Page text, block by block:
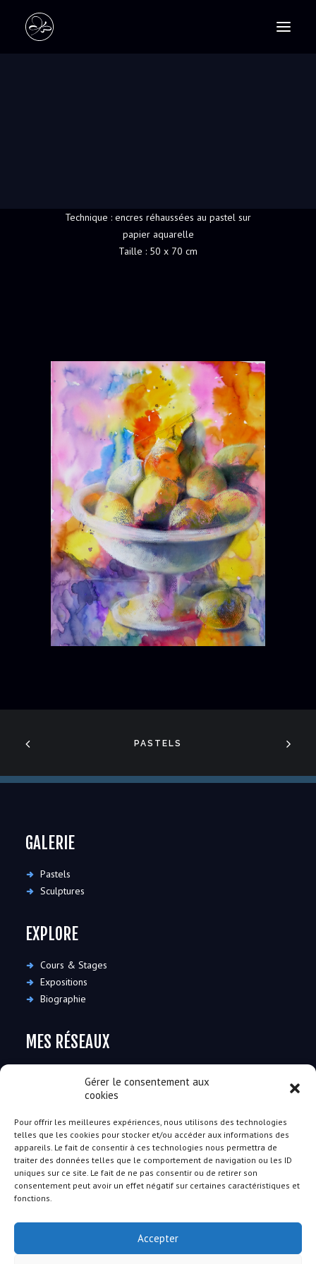
Gérer le consentement aux
cookies
Pour offrir les meilleures expériences, nous utilisons des technologies
telles que les cookies pour stocker et/ou accéder aux informations des
appareils. Le fait de consentir à ces technologies nous permettra de
traiter des données telles que le comportement de navigation ou les ID
uniques sur ce site. Le fait de ne pas consentir ou de retirer son
consentement peut avoir un effet négatif sur certaines caractéristiques et
fonctions.
Accepter
Technique : encres réhaussées au pastel sur
papier aquarelle
Taille : 50 x 70 cm
PASTELS
GALERIE
Pastels
Sculptures
EXPLORE
Cours & Stages
Expositions
Biographie
MES RÉSEAUX
RESTONS EN CONTACT
91490 Moigny-sur-École
+33 (0)6 30 08 26 82
Après 18h contactez-moi par SMS ou mail